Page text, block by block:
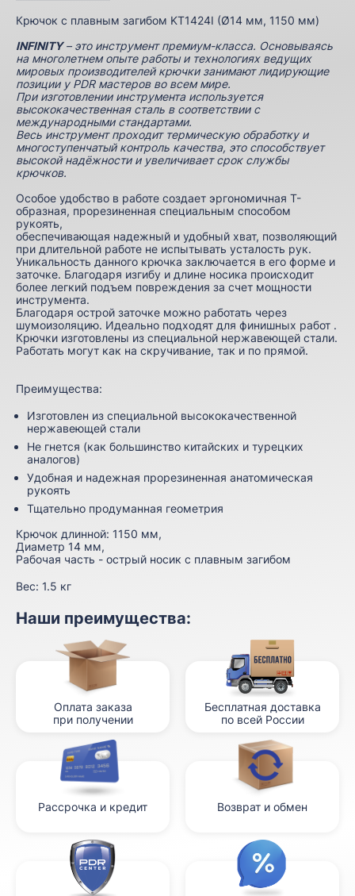
Крючок с плавным загибом KT1424I (Ø14 мм, 1150 мм)
INFINITY– это инструмент премиум-класса. Основываясь
на многолетнем опыте работы и технологиях ведущих
мировых производителей крючки занимают лидирующие
позиции у PDR мастеров во всем мире.
При изготовлении инструмента используется
высококачественная сталь в соответствии с
международными стандартами.
Весь инструмент проходит термическую обработку и
многоступенчатый контроль качества, это способствует
высокой надёжности и увеличивает срок службы
крючков.
Особое удобство в работе создает эргономичная Т-
образная, прорезиненная специальным способом
рукоять,
обеспечивающая надежный и удобный хват, позволяющий
при длительной работе не испытывать усталость рук.
Уникальность данного крючка заключается в его форме и
заточке. Благодаря изгибу и длине носика происходит
более легкий подъем повреждения за счет мощности
инструмента.
Благодаря острой заточке можно работать через
шумоизоляцию. Идеально подходят для финишных работ .
Крючки изготовлены из специальной нержавеющей стали.
Работать могут как на скручивание, так и по прямой.
Преимущества:
Изготовлен из специальной высококачественной
нержавеющей стали
Не гнется (как большинство китайских и турецких
аналогов)
Удобная и надежная прорезиненная анатомическая
рукоять
Тщательно продуманная геометрия
Крючок длинной: 1150 мм,
Диаметр 14 мм,
Рабочая часть - острый носик с плавным загибом
Вес: 1.5 кг
Наши преимущества:
Оплата заказа
при получении
Бесплатная доставка
по всей России
Рассрочка и кредит Возврат и обмен